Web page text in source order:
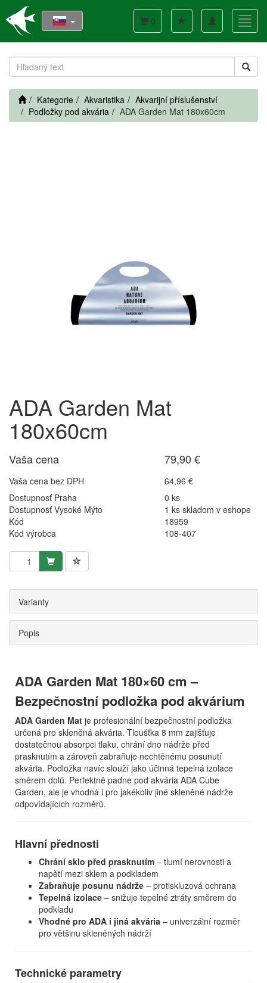
Toggle
navigation
0
Kategorie Akvaristika
Akvarijní příslušenství
Podložky pod akvária
ADA Garden Mat 180x60cm
ADA Garden Mat
180x60cm
Vaša cena 79,90 €
Vaša cena bez DPH
64,96 €
Dostupnosť Praha
0 ks
Dostupnosť Vysoké Mýto
1 ks skladom v eshope
Kód
18959
Kód výrobca
108-407
Varianty
Popis
ADA Garden Mat 180×60 cm –
Bezpečnostní podložka pod akvárium
ADA Garden Mat je profesionální bezpečnostní podložka
určená pro skleněná akvária. Tloušťka 8 mm zajišťuje
dostatečnou absorpci tlaku, chrání dno nádrže před
prasknutím a zároveň zabraňuje nechtěnému posunutí
akvária. Podložka navíc slouží jako účinná tepelná izolace
směrem dolů. Perfektně padne pod akvária ADA Cube
Garden, ale je vhodná i pro jakékoliv jiné skleněné nádrže
odpovídajících rozměrů.
Hlavní přednosti
Chrání sklo před prasknutím – tlumí nerovnosti a
napětí mezi sklem a podkladem
Zabraňuje posunu nádrže – protiskluzová ochrana
Tepelná izolace – snižuje tepelné ztráty směrem do
podkladu
Vhodné pro ADA i jiná akvária – univerzální rozměr
pro většinu skleněných nádrží
Technické parametry